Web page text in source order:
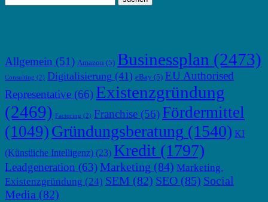
Allgemein (51) Amazon (5) Businessplan (2473)
Consulting (2) Digitalisierung (41) eBay (5) EU Authorised
Representative (66) Existenzgründung
(2469) Factoring (2) Franchise (56) Fördermittel
(1049) Gründungsberatung (1540) KI
(Künstliche Intelligenz) (23) Kredit (1797)
Leadgeneration (63)Marketing (84) Marketing.
Existenzgründung (24) SEM (82) SEO (85) Social
Media (82)